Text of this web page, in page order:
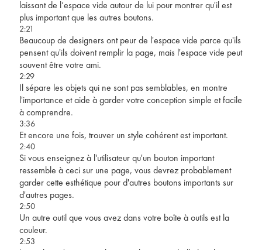
laissant de l’espace vide autour de lui pour montrer qu'il est
plus important que les autres boutons.
2:21
Beaucoup de designers ont peur de l'espace vide parce qu'ils
pensent qu'ils doivent remplir la page, mais l'espace vide peut
souvent être votre ami.
2:29
Il sépare les objets qui ne sont pas semblables, en montre
l'importance et aide à garder votre conception simple et facile
à comprendre.
3:36
Et encore une fois, trouver un style cohérent est important.
2:40
Si vous enseignez à l'utilisateur qu'un bouton important
ressemble à ceci sur une page, vous devrez probablement
garder cette esthétique pour d'autres boutons importants sur
d'autres pages.
2:50
Un autre outil que vous avez dans votre boîte à outils est la
couleur.
2:53